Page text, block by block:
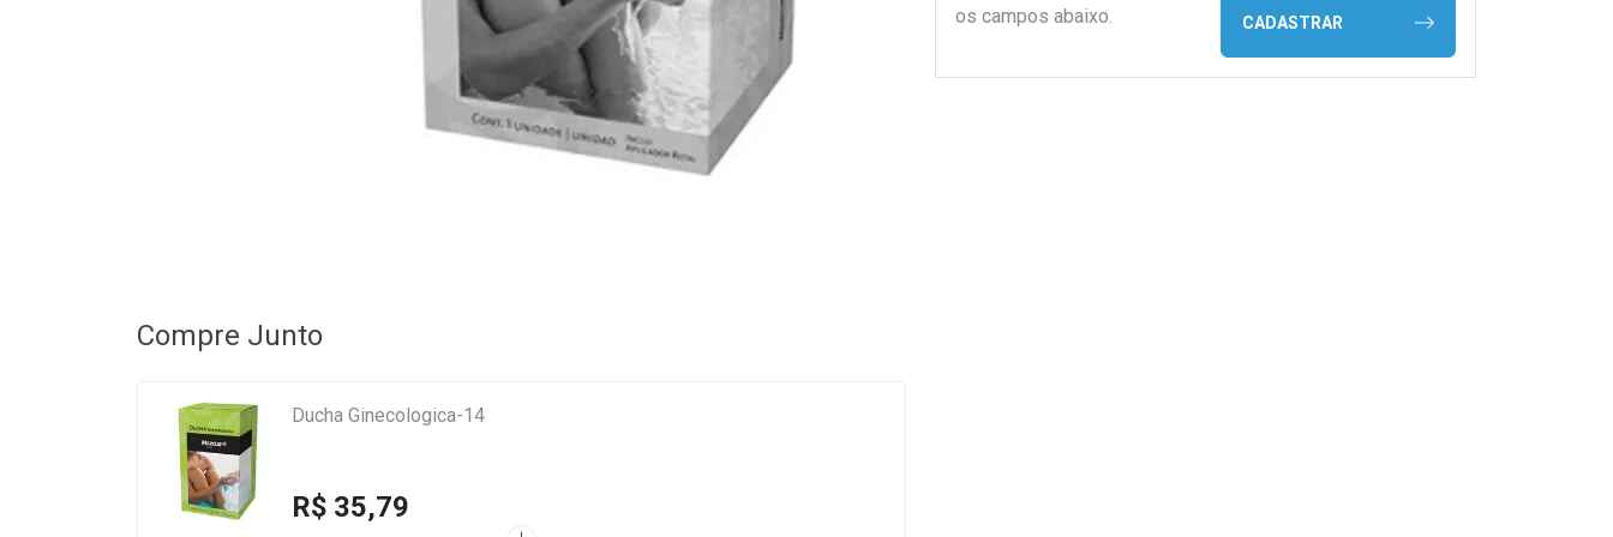
os campos abaixo.
CADASTRAR
Compre Junto
Ducha Ginecologica-14
R$ 35,79